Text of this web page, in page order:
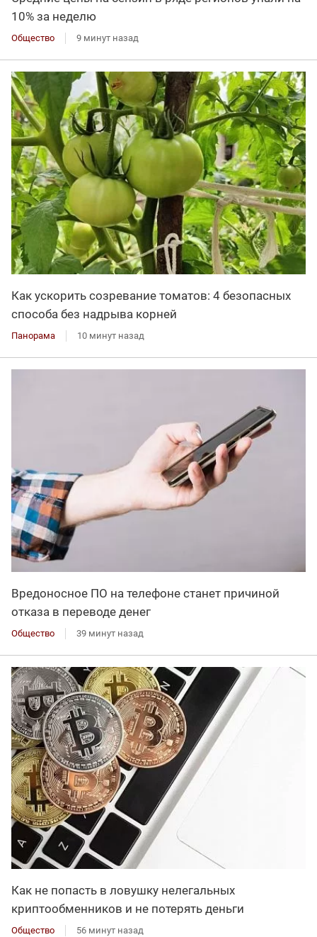
10% за неделю
Общество 9 минут назад
Как ускорить созревание томатов: 4 безопасных
способа без надрыва корней
Панорама 10 минут назад
Вредоносное ПО на телефоне станет причиной
отказа в переводе денег
Общество 39 минут назад
Как не попасть в ловушку нелегальных
криптообменников и не потерять деньги
Общество 56 минут назад